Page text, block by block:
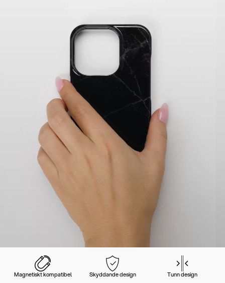
Magnetiskt kompatibel Skyddande design Tunn design